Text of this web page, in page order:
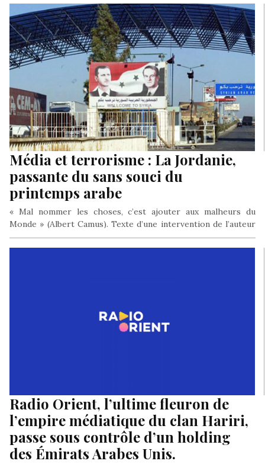
Média et terrorisme : La Jordanie,
passante du sans souci du
printemps arabe
« Mal nommer les choses, c’est ajouter aux malheurs du
Monde » (Albert Camus). Texte d’une intervention de l’auteur
au…
Radio Orient, l’ultime fleuron de
l’empire médiatique du clan Hariri,
passe sous contrôle d’un holding
des Émirats Arabes Unis.